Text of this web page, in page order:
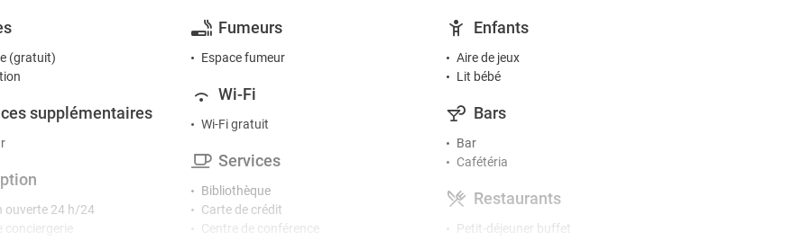
(gratuit)
supplémentaires
ouverte 24 h/24
conciergerie
Fumeurs
Espace fumeur
Wi-Fi
Wi-Fi gratuit
Services
Bibliothèque
Carte de crédit
Centre de conférence
Enfants
Aire de jeux
Lit bébé
Bars
Bar
Cafétéria
Restaurants
Petit-déjeuner buffet